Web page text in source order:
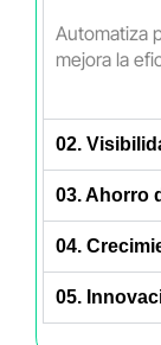
Automatiza
mejora la
02.
03. Ahorro
04.
05.